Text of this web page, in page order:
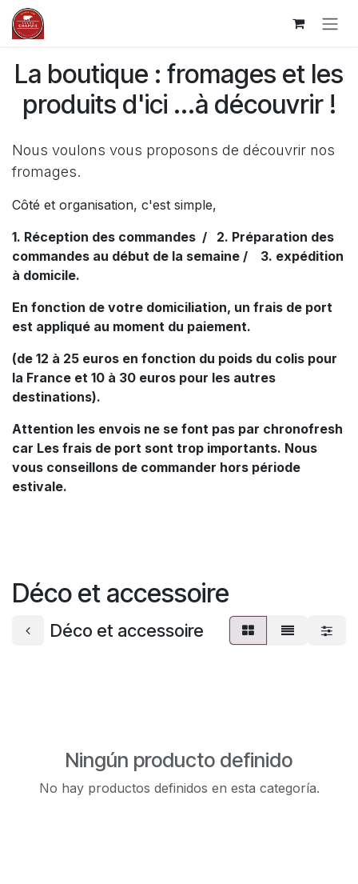
Ir al contenido
La boutique : fromages et les
produits d'ici ...à découvrir !
Nous voulons vous proposons de découvrir nos
fromages.
Côté et organisation, c'est simple,
1. Réception des commandes / 2. Préparation des
commandes au début de la semaine / 3. expédition
à domicile.
En fonction de votre domiciliation, un frais de port
est appliqué au moment du paiement.
(de 12 à 25 euros en fonction du poids du colis pour
la France et 10 à 30 euros pour les autres
destinations).
Attention les envois ne se font pas par chronofresh
car Les frais de port sont trop importants. Nous
vous conseillons de commander hors période
estivale.
Déco et accessoire
Déco et accessoire
Ningún producto definido
No hay productos definidos en esta categoría.